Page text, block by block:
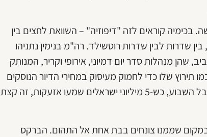
קוראים לזה "דיפוזיה" – השוואת לחצים בין
שדרות לבין שדרות רוטשילד. רה"מ בנימין נתניהו
מנהלות סדר יום דמיוני, אירופי וקריר, המנותק
שלו כדי לחמוק מעיסוק במחירי הדיור הנוסקים
או באב הבית התורן שהגיש נגדו תביעה מתוקשרת, אבל השבוע, כש-5 מיליוני ישראלים שמעו אזעקות, זה קצת
שממנו צונחים בבת אחת אל התהום. הברקס